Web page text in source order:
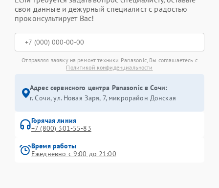
свои данные и дежурный специалист с радостью
проконсультирует Вас!
Отправляя заявку на ремонт техники Panasonic, Вы соглашаетесь с
Политикой конфиденциальности
Адрес сервисного центра Panasonic в Сочи:
г. Сочи, ул. Новая Заря, 7, микрорайон Донская
Горячая линия
+7 (800) 301-55-83
Время работы
Ежедневно с 9:00 до 21:00